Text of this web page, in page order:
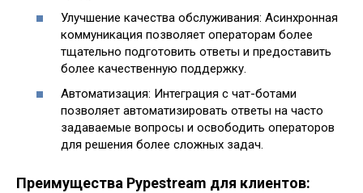
Улучшение качества обслуживания: Асинхронная
коммуникация позволяет операторам более
тщательно подготовить ответы и предоставить
более качественную поддержку.
Автоматизация: Интеграция с чат-ботами
позволяет автоматизировать ответы на часто
задаваемые вопросы и освободить операторов
для решения более сложных задач.
Преимущества Pypestream для клиентов: